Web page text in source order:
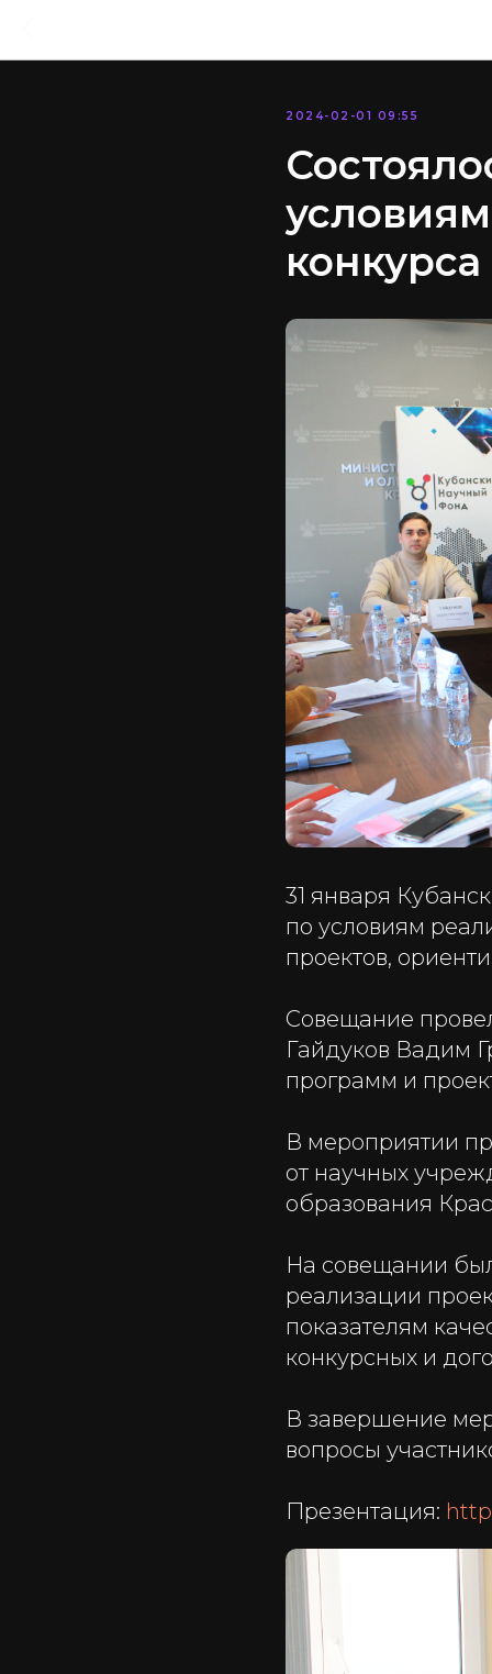
2024-02-01 09:55
31 января
по условиям
проектов,
Совещание
Гайдуков Вадим
программ и
В мероприятии
от научных
образования
На совещании
реализации
показателям
конкурсных и
В завершение
вопросы
Презентация: